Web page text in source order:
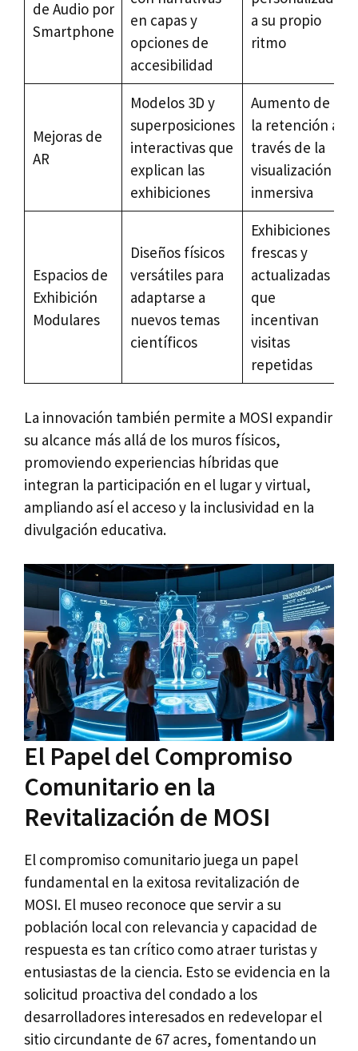
de Audio por
Smartphone
en capas y
opciones de
accesibilidad
a su propio
ritmo
Mejoras de
AR
Modelos 3D y
superposiciones
interactivas que
explican las
exhibiciones
Aumento de
la retención a
través de la
visualización
inmersiva
Espacios de
Exhibición
Modulares
Diseños físicos
versátiles para
adaptarse a
nuevos temas
científicos
Exhibiciones
frescas y
actualizadas
que
incentivan
visitas
repetidas
La innovación también permite a MOSI expandir
su alcance más allá de los muros físicos,
promoviendo experiencias híbridas que
integran la participación en el lugar y virtual,
ampliando así el acceso y la inclusividad en la
divulgación educativa.
El Papel del Compromiso
Comunitario en la
Revitalización de MOSI
El compromiso comunitario juega un papel
fundamental en la exitosa revitalización de
MOSI. El museo reconoce que servir a su
población local con relevancia y capacidad de
respuesta es tan crítico como atraer turistas y
entusiastas de la ciencia. Esto se evidencia en la
solicitud proactiva del condado a los
desarrolladores interesados en redevelopar el
sitio circundante de 67 acres, fomentando un